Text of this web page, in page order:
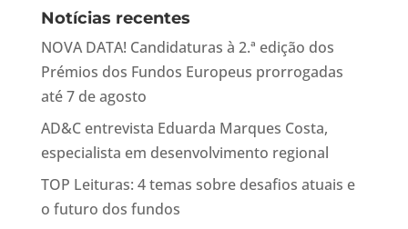
Notícias recentes
NOVA DATA! Candidaturas à 2.ª edição dos
Prémios dos Fundos Europeus prorrogadas
até 7 de agosto
AD&C entrevista Eduarda Marques Costa,
especialista em desenvolvimento regional
TOP Leituras: 4 temas sobre desafios atuais e
o futuro dos fundos